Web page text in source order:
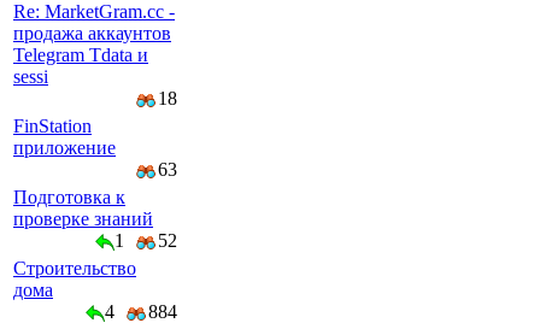
Re: MarketGram.cc -
продажа аккаунтов
Telegram Tdata и
sessi
18
FinStation
приложение
63
Подготовка к
проверке знаний
1
52
Строительство
дома
4
884